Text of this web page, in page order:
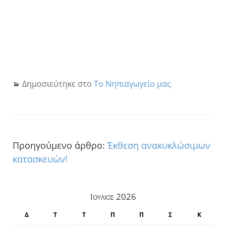
Δημοσιεύτηκε στο Το Νηπιαγωγείο μας
Προηγούμενο άρθρο:Έκθεση ανακυκλώσιμων
κατασκευών!
Ιούλιος 2026
Δ Τ Τ Π Π Σ Κ